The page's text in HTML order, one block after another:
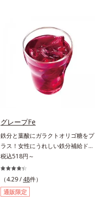
グレープFe
鉄分と葉酸にガラクトオリゴ糖をプ
ラス！女性にうれしい鉄分補給ドリ
ンク。1本に、ほうれん草約2.1束分
(*)の鉄分と、葉酸とガラクトオリゴ
糖を配合した、飲みやすい鉄分補給
ドリンクです。女性特有の周期をラ
クにサポートする3つの成分を凝縮
税込518円～
（4.29 / 48件）
通販限定